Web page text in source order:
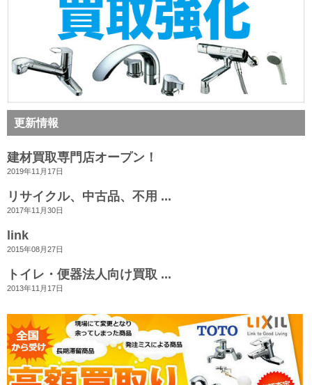
更新情報
建材買取専門店オープン！
2019年11月17日
リサイクル、中古品、不用 ...
2017年11月30日
link
2015年08月27日
トイレ・便器法人向け買取 ...
2013年11月17日